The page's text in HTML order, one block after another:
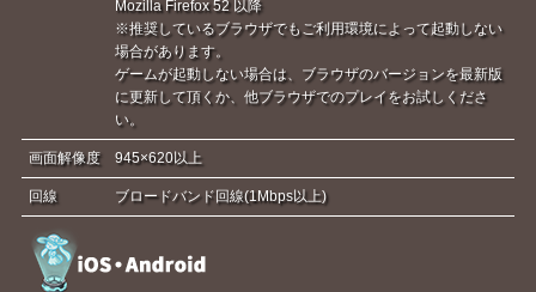
Mozilla Firefox 52 以降
※推奨しているブラウザでもご利用環境によって起動しない
場合があります。
ゲームが起動しない場合は、ブラウザのバージョンを最新版
に更新して頂くか、他ブラウザでのプレイをお試しくださ
い。
画面解像度 945×620以上
回線 ブロードバンド回線(1Mbps以上)